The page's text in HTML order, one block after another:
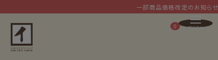
一部商品価格改定のお知らせ
0